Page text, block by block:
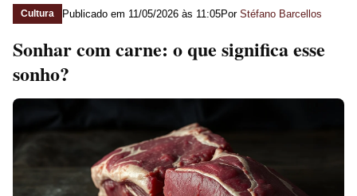
Cultura Publicado em 11/05/2026 às 11:05Por Stéfano Barcellos
Sonhar com carne: o que significa esse
sonho?